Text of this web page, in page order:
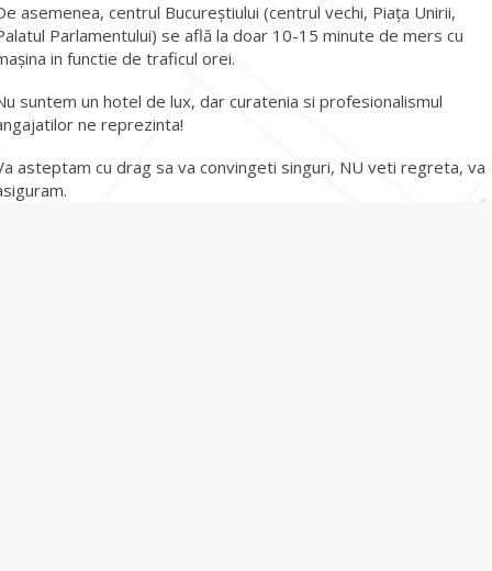
asemenea, centrul Bucureștiului (centrul vechi, Piața Unirii,
Parlamentului) se află la doar 10-15 minute de mers cu
in functie de traficul orei.
suntem un hotel de lux, dar curatenia si profesionalismul
ne reprezinta!
asteptam cu drag sa va convingeti singuri, NU veti regreta, va